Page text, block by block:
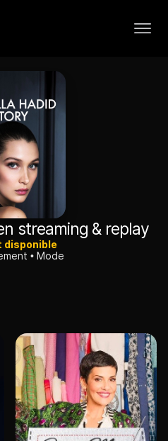
streaming & replay
disponible
Mode